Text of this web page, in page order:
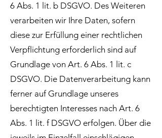
6 Abs. 1 lit. b DSGVO. Des Weiteren
verarbeiten wir Ihre Daten, sofern
diese zur Erfüllung einer rechtlichen
Verpflichtung erforderlich sind auf
Grundlage von Art. 6 Abs. 1 lit. c
DSGVO. Die Datenverarbeitung kann
ferner auf Grundlage unseres
berechtigten Interesses nach Art. 6
Abs. 1 lit. f DSGVO erfolgen. Über die